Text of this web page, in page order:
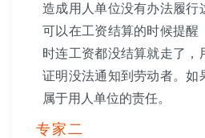
造成用人单位没有办法履行
可以在工资结算的时候提醒
时连工资都没结算就走了，
证明没法通知到劳动者。如
属于用人单位的责任。
专家二